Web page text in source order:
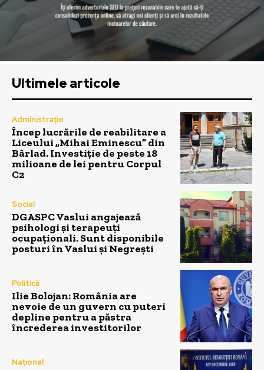
Ultimele articole
Administrație
Încep lucrările de reabilitare a
Liceului „Mihai Eminescu” din
Bârlad. Investiție de peste 18
milioane de lei pentru Corpul
C2
Social
DGASPC Vaslui angajează
psihologi și terapeuți
ocupaționali. Sunt disponibile
posturi în Vaslui și Negrești
Politică
Ilie Bolojan: România are
nevoie de un guvern cu puteri
depline pentru a păstra
încrederea investitorilor
Național